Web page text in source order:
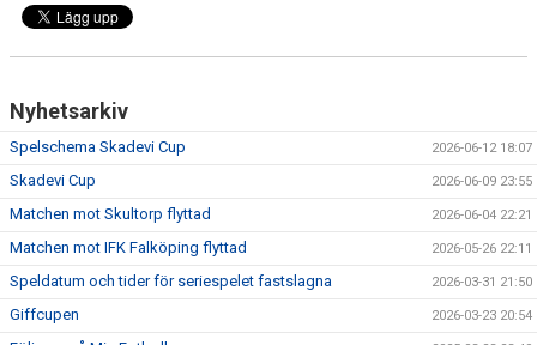
Nyhetsarkiv
Spelschema Skadevi Cup 2026-06-12 18:07
Skadevi Cup 2026-06-09 23:55
Matchen mot Skultorp flyttad 2026-06-04 22:21
Matchen mot IFK Falköping flyttad 2026-05-26 22:11
Speldatum och tider för seriespelet fastslagna 2026-03-31 21:50
Giffcupen 2026-03-23 20:54